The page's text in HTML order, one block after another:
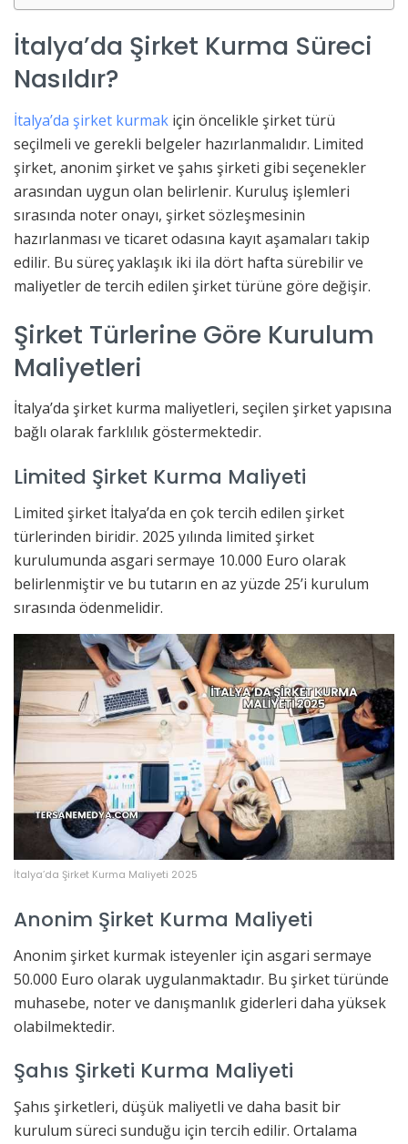
İtalya’da Şirket Kurma Süreci
Nasıldır?
İtalya’da şirket kurmak için öncelikle şirket türü
seçilmeli ve gerekli belgeler hazırlanmalıdır. Limited
şirket, anonim şirket ve şahıs şirketi gibi seçenekler
arasından uygun olan belirlenir. Kuruluş işlemleri
sırasında noter onayı, şirket sözleşmesinin
hazırlanması ve ticaret odasına kayıt aşamaları takip
edilir. Bu süreç yaklaşık iki ila dört hafta sürebilir ve
maliyetler de tercih edilen şirket türüne göre değişir.
Şirket Türlerine Göre Kurulum
Maliyetleri
İtalya’da şirket kurma maliyetleri, seçilen şirket yapısına
bağlı olarak farklılık göstermektedir.
Limited Şirket Kurma Maliyeti
Limited şirket İtalya’da en çok tercih edilen şirket
türlerinden biridir. 2025 yılında limited şirket
kurulumunda asgari sermaye 10.000 Euro olarak
belirlenmiştir ve bu tutarın en az yüzde 25’i kurulum
sırasında ödenmelidir.
İtalya’da Şirket Kurma Maliyeti 2025
Anonim Şirket Kurma Maliyeti
Anonim şirket kurmak isteyenler için asgari sermaye
50.000 Euro olarak uygulanmaktadır. Bu şirket türünde
muhasebe, noter ve danışmanlık giderleri daha yüksek
olabilmektedir.
Şahıs Şirketi Kurma Maliyeti
Şahıs şirketleri, düşük maliyetli ve daha basit bir
kurulum süreci sunduğu için tercih edilir. Ortalama